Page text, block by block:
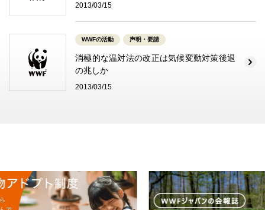
2013/03/15
WWFの活動 声明・要請
消極的な温対法の改正は気候変動対策後退
の兆しか
2013/03/15